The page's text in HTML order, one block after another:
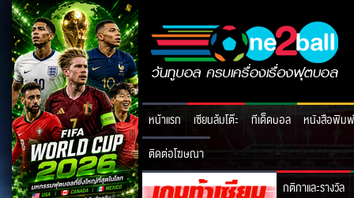
หน้าแรก เซียนล้มโต๊ะ ทีเด็ดบอล
หนังสือพิมพ์
ติดต่อโฆษณา
กติกาและรางวัล